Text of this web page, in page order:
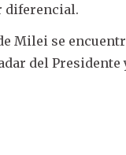
diferencial.
Milei se
del Presidente